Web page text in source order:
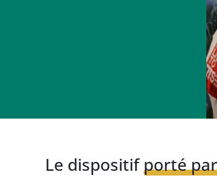
Le dispositifporté par